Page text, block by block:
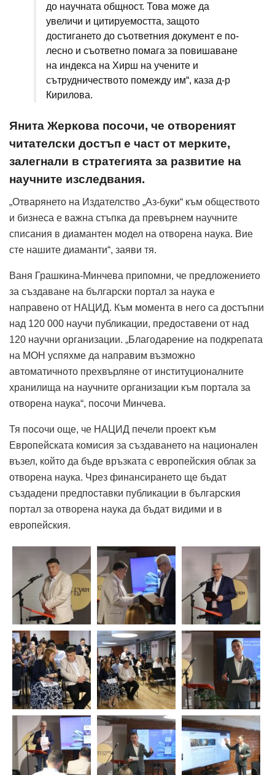
до научната общност. Това може да
увеличи и цитируемостта, защото
достигането до съответния документ е по-
лесно и съответно помага за повишаване
на индекса на Хирш на учените и
сътрудничеството помежду им“, каза д-р
Кирилова.
Янита Жеркова посочи, че отвореният
читателски достъп е част от мерките,
залегнали в стратегията за развитие на
научните изследвания.
„Отварянето на Издателство „Аз-буки“ към обществото
и бизнеса е важна стъпка да превърнем научните
списания в диамантен модел на отворена наука. Вие
сте нашите диаманти“, заяви тя.
Ваня Грашкина-Минчева припомни, че предложението
за създаване на български портал за наука е
направено от НАЦИД. Към момента в него са достъпни
над 120 000 научи публикации, предоставени от над
120 научни организации. „Благодарение на подкрепата
на МОН успяхме да направим възможно
автоматичното прехвърляне от институционалните
хранилища на научните организации към портала за
отворена наука“, посочи Минчева.
Тя посочи още, че НАЦИД печели проект към
Европейската комисия за създаването на национален
възел, който да бъде връзката с европейския облак за
отворена наука. Чрез финансирането ще бъдат
създадени предпоставки публикации в българския
портал за отворена наука да бъдат видими и в
европейския.